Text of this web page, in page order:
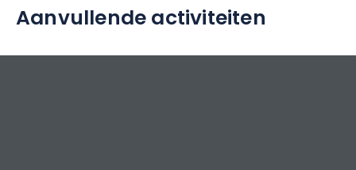
Aanvullende activiteiten